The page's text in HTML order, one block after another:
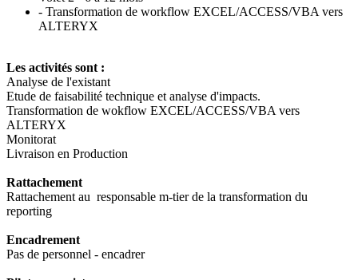
- Transformation de workflow EXCEL/ACCESS/VBA vers
ALTERYX
Les activités sont :
Analyse de l'existant
Etude de faisabilité technique et analyse d'impacts.
Transformation de wokflow EXCEL/ACCESS/VBA vers
ALTERYX
Monitorat
Livraison en Production
Rattachement
Rattachement au responsable m-tier de la transformation du
reporting
Encadrement
Pas de personnel - encadrer